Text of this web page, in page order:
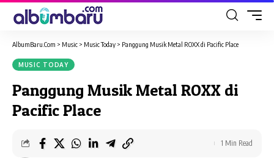
AlbumBaru.Com > Music > Music Today > Panggung Musik Metal ROXX di Pacific Place
MUSIC TODAY
Panggung Musik Metal ROXX di
Pacific Place
1 Min Read